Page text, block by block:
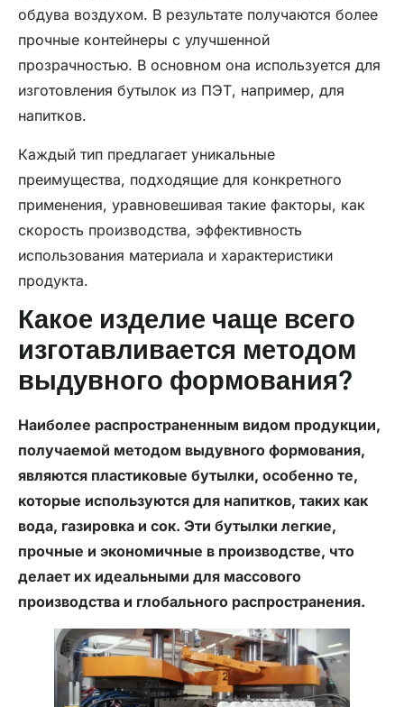
обдува воздухом. В результате получаются более
прочные контейнеры с улучшенной
прозрачностью. В основном она используется для
изготовления бутылок из ПЭТ, например, для
напитков.
Каждый тип предлагает уникальные
преимущества, подходящие для конкретного
применения, уравновешивая такие факторы, как
скорость производства, эффективность
использования материала и характеристики
продукта.
Какое изделие чаще всего
изготавливается методом
выдувного формования?
Наиболее распространенным видом продукции,
получаемой методом выдувного формования,
являются пластиковые бутылки, особенно те,
которые используются для напитков, таких как
вода, газировка и сок. Эти бутылки легкие,
прочные и экономичные в производстве, что
делает их идеальными для массового
производства и глобального распространения.